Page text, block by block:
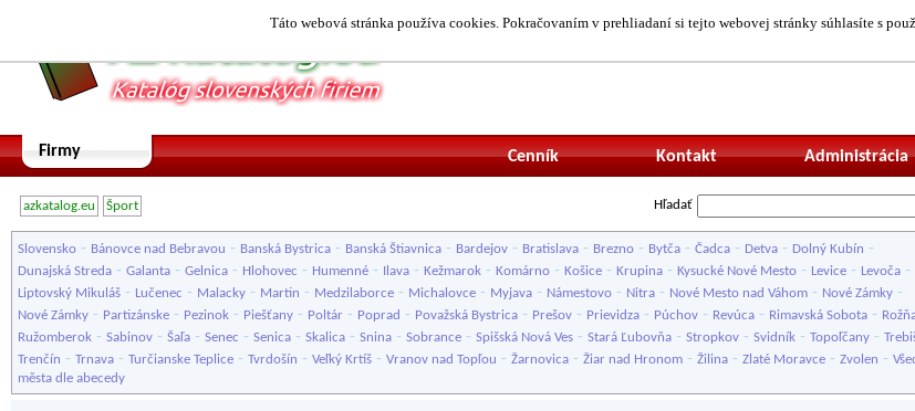
Táto webová stránka používa cookies. Pokračovaním v prehliadaní si tejto webovej stránky súhlasíte s
Firmy Administrácia
Kontakt
Cenník
azkatalog.eu Šport Hľadať
Slovensko - Bánovce nad Bebravou - Banská Bystrica - Banská Štiavnica - Bardejov - Bratislava - Brezno - Bytča - Čadca - Detva - Dolný Kubín -
Dunajská Streda - Galanta - Gelnica - Hlohovec - Humenné - Ilava - Kežmarok - Komárno - Košice - Krupina - Kysucké Nové Mesto - Levice - Levoča -
Liptovský Mikuláš - Lučenec - Malacky - Martin - Medzilaborce - Michalovce - Myjava - Námestovo - Nitra - Nové Mesto nad Váhom - Nové Zámky -
Nové Zámky - Partizánske - Pezinok - Piešťany - Poltár - Poprad - Považská Bystrica - Prešov - Prievidza - Púchov - Revúca - Rimavská Sobota -
Ružomberok - Sabinov - Šaľa - Senec - Senica - Skalica - Snina - Sobrance - Spišská Nová Ves - Stará Ľubovňa - Stropkov - Svidník - Topoľčany -
Trenčín - Trnava - Turčianske Teplice - Tvrdošín - Veľký Krtíš - Vranov nad Topľou - Žarnovica - Žiar nad Hronom - Žilina - Zlaté Moravce - Zvolen -
města dle abecedy